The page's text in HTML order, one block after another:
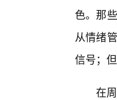
色。那
从情绪
信号；
在